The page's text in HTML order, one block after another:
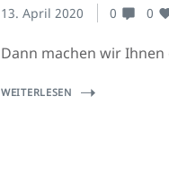
13. April 2020 0 0
Dann machen wir
WEITERLESEN